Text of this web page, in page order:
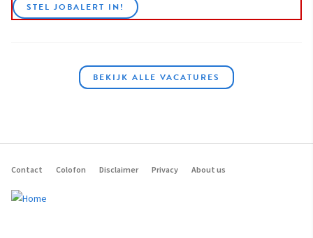
STEL JOBALERT IN!
BEKIJK ALLE VACATURES
Footer
navigation
Contact Colofon Disclaimer Privacy About us